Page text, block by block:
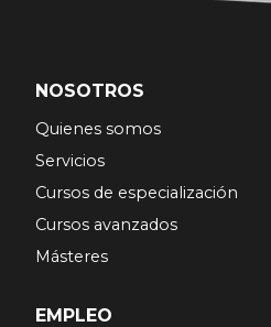
NOSOTROS
Quienes somos
Servicios
Cursos de especialización
Cursos avanzados
Másteres
EMPLEO